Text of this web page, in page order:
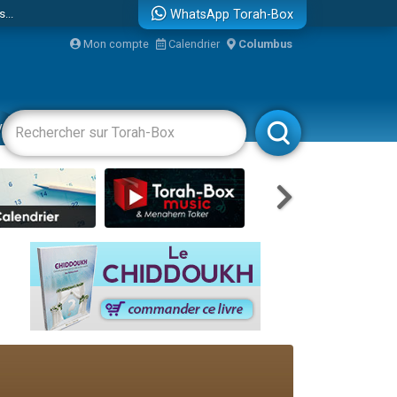
WhatsApp Torah-Box
Mon compte Calendrier Columbus
Livres Rabbanim